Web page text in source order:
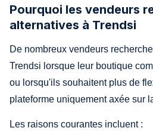
Pourquoi les vendeurs
alternatives à Trendsi
De nombreux vendeurs
Trendsi lorsque leur boutique
ou lorsqu'ils souhaitent plus de
plateforme uniquement axée sur
Les raisons courantes incluent :